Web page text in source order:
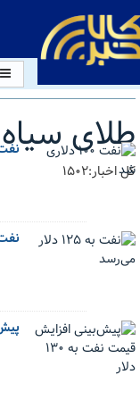
طلای سیاه
کل اخبار:1502
نفت ۱۰۰
نفت به